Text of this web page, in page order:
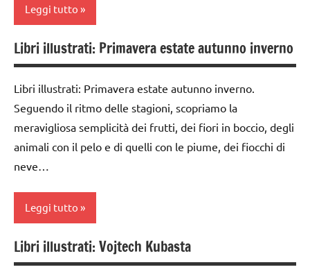
ARTICOLI
LIBRI E
ILLUSTRATI
ARGOMENTI
PER ETA'
TUTTI GLI
ARTICOLI
Leggi tutto
classe
1a
classe
2a
a 3
anni
3 ai
anni
Libri illustrati: Primavera estate autunno inverno
Libri illustrati: Primavera estate autunno inverno.
Seguendo il ritmo delle stagioni, scopriamo la
meravigliosa semplicità dei frutti, dei fiori in boccio, degli
animali con il pelo e di quelli con le piume, dei fiocchi di
neve…
Leggi tutto
classe
1a
Libri illustrati: Vojtech Kubasta